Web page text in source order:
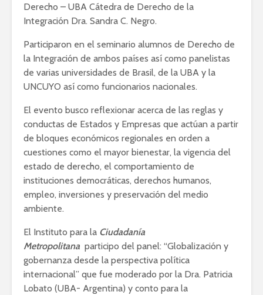
Derecho – UBA Cátedra de Derecho de la
Integración Dra. Sandra C. Negro.
Participaron en el seminario alumnos de Derecho de
la Integración de ambos países así como panelistas
de varias universidades de Brasil, de la UBA y la
UNCUYO así como funcionarios nacionales.
El evento busco reflexionar acerca de las reglas y
conductas de Estados y Empresas que actúan a partir
de bloques económicos regionales en orden a
cuestiones como el mayor bienestar, la vigencia del
estado de derecho, el comportamiento de
instituciones democráticas, derechos humanos,
empleo, inversiones y preservación del medio
ambiente.
El Instituto para la Ciudadanía
Metropolitana participo del panel: “Globalización y
gobernanza desde la perspectiva política
internacional” que fue moderado por la Dra. Patricia
Lobato (UBA- Argentina) y conto para la